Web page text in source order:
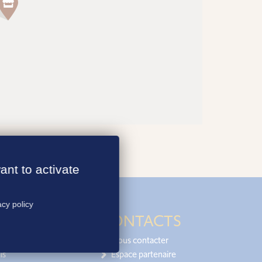
CONTACTS
Nous contacter
Espace partenaire
to activate
policy